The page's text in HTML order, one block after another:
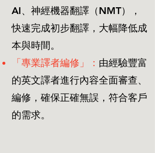
AI、神經機器翻譯（NMT），
快速完成初步翻譯，大幅降低成
本與時間。
「專業譯者編修」： 由經驗豐富
的英文譯者進行內容全面審查、
編修，確保正確無誤，符合客戶
的需求。